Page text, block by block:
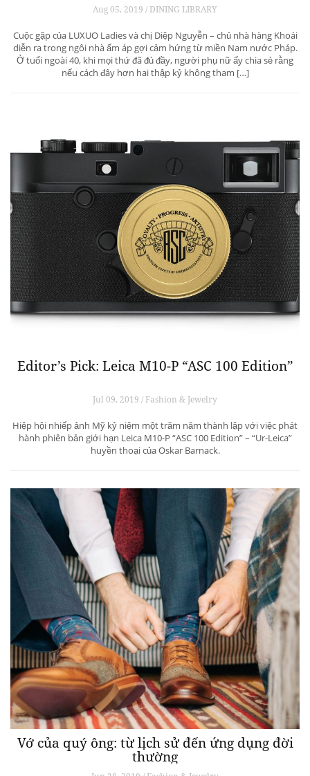
Aug 05, 2019 / DINING LIBRARY
Cuộc gặp của LUXUO Ladies và chị Diệp Nguyễn – chủ nhà hàng Khoái
diễn ra trong ngôi nhà ấm áp gợi cảm hứng từ miền Nam nước Pháp.
Ở tuổi ngoài 40, khi mọi thứ đã đủ đầy, người phụ nữ ấy chia sẻ rằng
nếu cách đây hơn hai thập kỷ không tham […]
Editor’s Pick: Leica M10-P “ASC 100 Edition”
Jul 09, 2019 / Fashion & Jewelry
Hiệp hội nhiếp ảnh Mỹ kỷ niệm một trăm năm thành lập với việc phát
hành phiên bản giới hạn Leica M10-P “ASC 100 Edition” – “Ur-Leica”
huyền thoại của Oskar Barnack.
Vớ của quý ông: từ lịch sử đến ứng dụng đời
thường